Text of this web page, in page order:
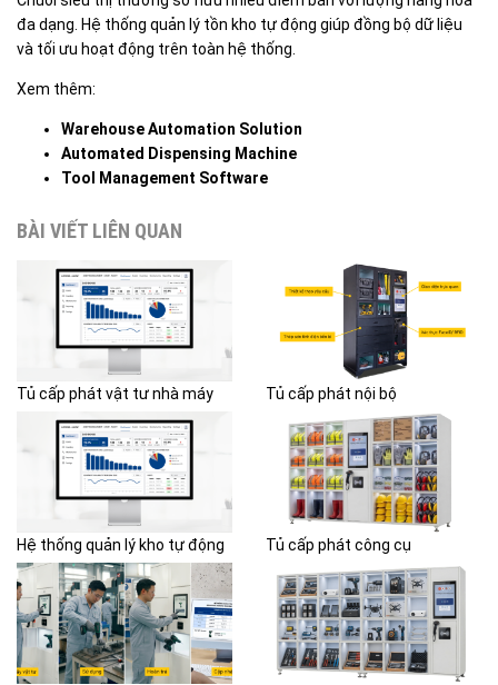
đa dạng. Hệ thống quản lý tồn kho tự động giúp đồng bộ dữ liệu
và tối ưu hoạt động trên toàn hệ thống.
Xem thêm:
Warehouse Automation Solution
Automated Dispensing Machine
Tool Management Software
BÀI VIẾT LIÊN QUAN
Tủ cấp phát vật tư nhà máy Tủ cấp phát nội bộ
Hệ thống quản lý kho tự động Tủ cấp phát công cụ